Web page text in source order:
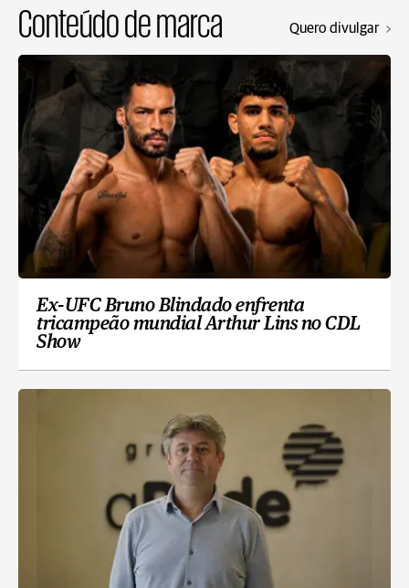
Conteúdo de marca Quero divulgar
Ex-UFC Bruno Blindado enfrenta
tricampeão mundial Arthur Lins no CDL
Show